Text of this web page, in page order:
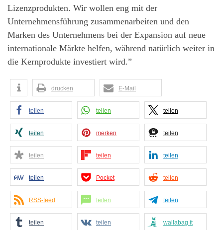
Lizenzprodukten. Wir wollen eng mit der
Unternehmensführung zusammenarbeiten und den
Marken des Unternehmens bei der Expansion auf neue
internationale Märkte helfen, während natürlich weiter in
die Kernprodukte investiert wird.”
drucken E-Mail
teilen teilen teilen
teilen merken teilen
teilen teilen teilen
teilen Pocket teilen
RSS-feed teilen teilen
teilen teilen wallabag it